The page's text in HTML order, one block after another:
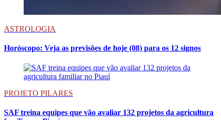
ASTROLOGIA
Horóscopo: Veja as previsões de hoje (08) para os 12 signos
PROJETO PILARES
SAF treina equipes que vão avaliar 132 projetos da agricultura